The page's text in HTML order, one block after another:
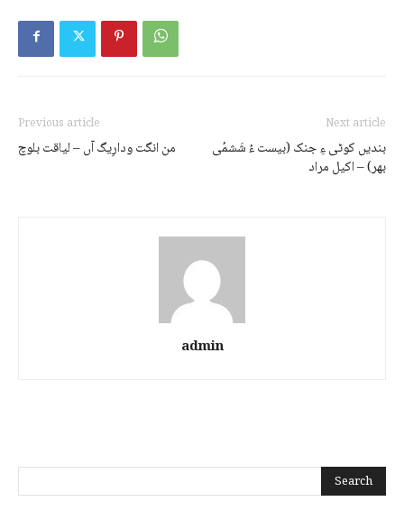
Previous article
من انگت ودارِیگ آں – لیاقت بلوچ
Next article
بندیں کوٹی ءِ جنک (بیست ءُ شَشمُی
بھر) – اکیل مراد
admin